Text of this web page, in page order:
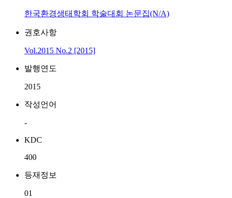
한국환경생태학회 학술대회 논문집(N/A)
권호사항
Vol.2015 No.2 [2015]
발행연도
2015
작성언어
-
KDC
400
등재정보
01